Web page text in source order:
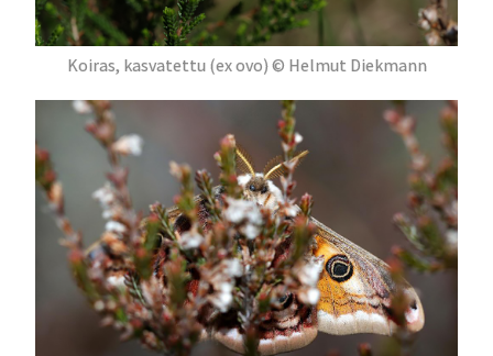
Koiras, kasvatettu (ex ovo) © Helmut Diekmann